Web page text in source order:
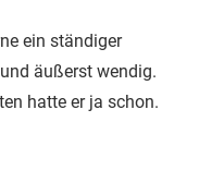
ein ständiger
äußerst wendig.
hatte er ja schon.